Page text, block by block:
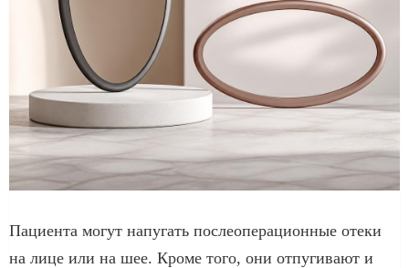
Пациента могут напугать послеоперационные отеки
на лице или на шее. Кроме того, они отпугивают и